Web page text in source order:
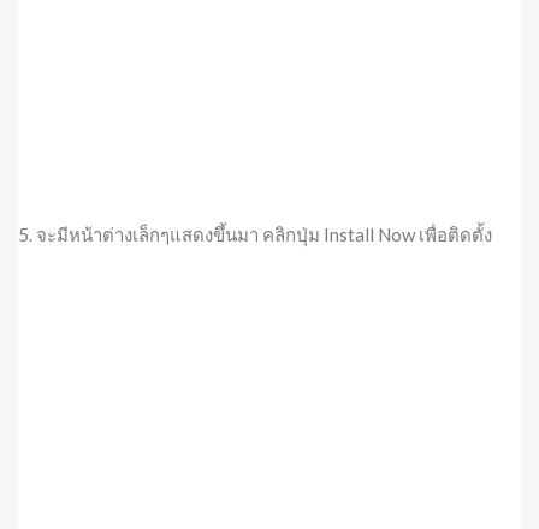
5. จะมีหน้าต่างเล็กๆแสดงขึ้นมา คลิกปุ่ม Install Now เพื่อติดตั้ง